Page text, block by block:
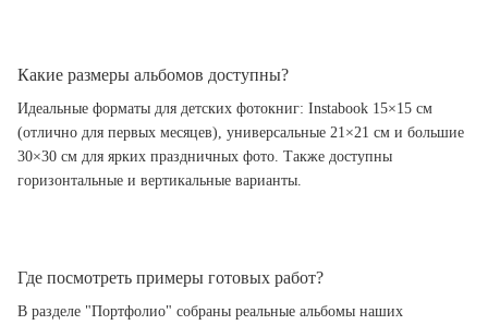
Какие размеры альбомов доступны?
Идеальные форматы для детских фотокниг: Instabook 15×15 см
(отлично для первых месяцев), универсальные 21×21 см и большие
30×30 см для ярких праздничных фото. Также доступны
горизонтальные и вертикальные варианты.
Где посмотреть примеры готовых работ?
В разделе "Портфолио" собраны реальные альбомы наших